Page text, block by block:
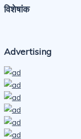
विशेषांक
Advertising